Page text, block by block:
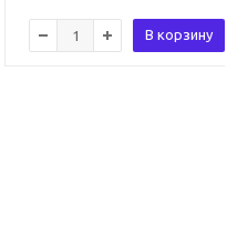
В корзину